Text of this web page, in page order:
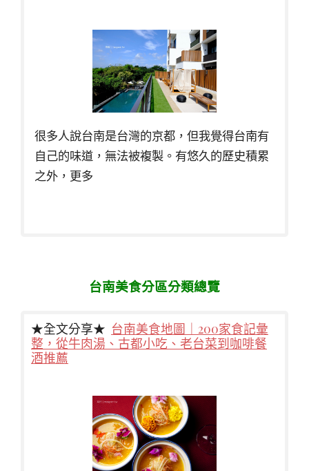
很多人說台南是台灣的京都，但我覺得台南有
自己的味道，無法被複製。有悠久的歷史積累
之外，更多
台南美食分區分類總覽
★全文分享★ 台南美食地圖｜200家食記彙
整，從牛肉湯、古都小吃、老台菜到咖啡餐
酒推薦